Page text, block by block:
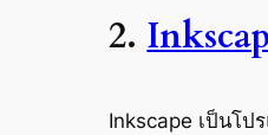
2.
Inkscape เป็นโป